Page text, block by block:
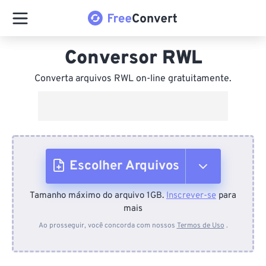
Conversor RWL
Converta arquivos RWL on-line gratuitamente.
Escolher Arquivos
Do dispositivo
Tamanho máximo do arquivo 1GB. Inscrever-se para
mais
Ao prosseguir, você concorda com nossos Termos de Uso .